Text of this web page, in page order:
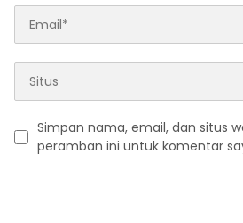
Simpan nama, email, dan situs
peramban ini untuk komentar